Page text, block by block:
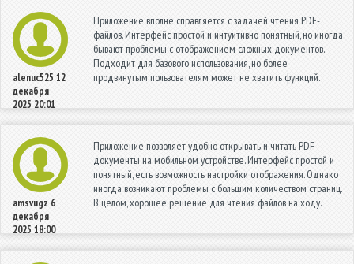
alenuc525 12
декабря
2025 20:01
Приложение вполне справляется с задачей чтения PDF-
файлов. Интерфейс простой и интуитивно понятный, но иногда
бывают проблемы с отображением сложных документов.
Подходит для базового использования, но более
продвинутым пользователям может не хватить функций.
amsvugz 6
декабря
2025 18:00
Приложение позволяет удобно открывать и читать PDF-
документы на мобильном устройстве. Интерфейс простой и
понятный, есть возможность настройки отображения. Однако
иногда возникают проблемы с большим количеством страниц.
В целом, хорошее решение для чтения файлов на ходу.